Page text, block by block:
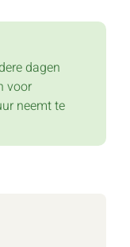
dagen
voor
neemt te